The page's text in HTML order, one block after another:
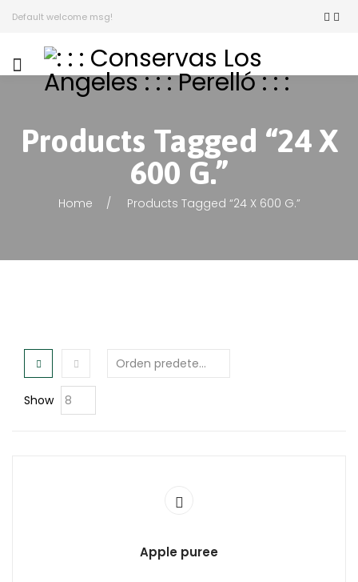
Default welcome msg!
Products Tagged “24 X
600 G.”
Home Products Tagged “24 X 600 G.”
Show
Apple puree